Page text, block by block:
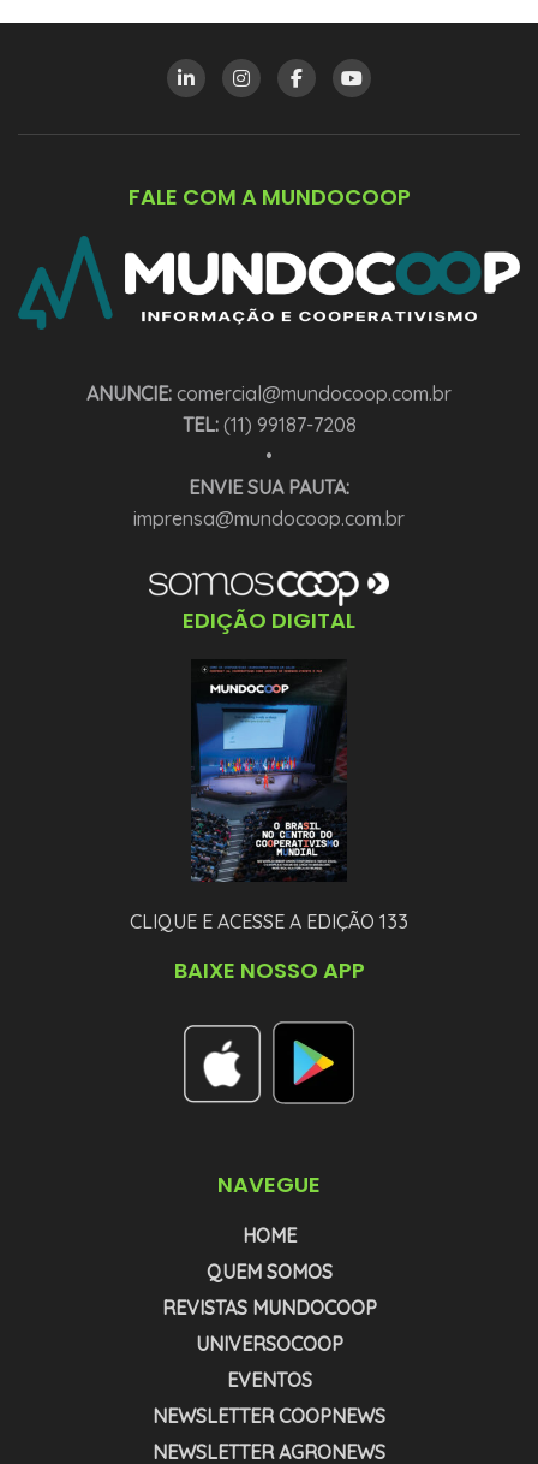
FALE COM A MUNDOCOOP
ANUNCIE: comercial@mundocoop.com.br
TEL:(11) 99187-7208
•
ENVIE SUA PAUTA:
imprensa@mundocoop.com.br
EDIÇÃO DIGITAL
CLIQUE E ACESSE A EDIÇÃO 133
BAIXE NOSSO APP
NAVEGUE
HOME
QUEM SOMOS
REVISTAS MUNDOCOOP
UNIVERSOCOOP
EVENTOS
NEWSLETTER COOPNEWS
NEWSLETTER AGRONEWS